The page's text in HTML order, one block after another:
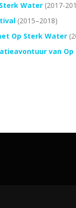
Water (2017-
(2015–2018)
Op Sterk Water
van